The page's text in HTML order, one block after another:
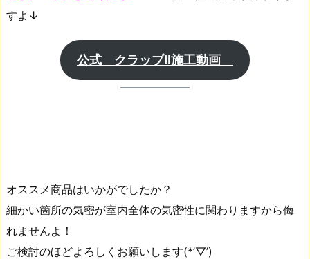
すよ↓
公式 クラッブⅡ施工動画
オススメ商品はいかがでしたか？
細かい箇所の気密が室内全体の気密性に関わりますから侮
れませんよ！
ご検討のほどよろしくお願いします(*’▽’)